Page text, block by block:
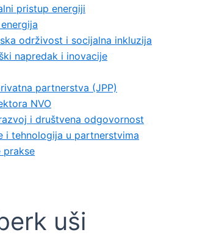
pristup energiji
održivost i socijalna inkluzija
napredak i inovacije
partnerstva (JPP)
NVO
i društvena odgovornost
i tehnologija u partnerstvima
prakse
uši